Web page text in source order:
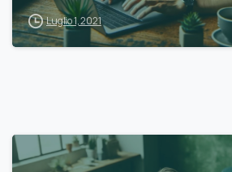
Luglio 1, 2021